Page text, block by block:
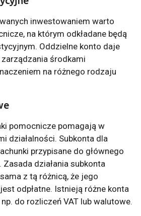
inwestowaniem warto
na którym odkładane będą
Oddzielne konto daje
środkami
na różnego rodzaju
pomocnicze pomagają w
działalności. Subkonta dla
przypisane do głównego
działania subkonta
z tą różnicą, że jego
odpłatne. Istnieją różne konta
do rozliczeń VAT lub walutowe.